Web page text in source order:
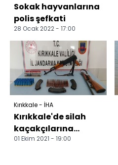
Sokak hayvanlarına
polis şefkati
28 Ocak 2022 - 17:00
Kırıkkale - İHA
Kırıkkale'de silah
kaçakçılarına
operasyon: 3 gözaltı
01 Ekim 2021 - 19:00